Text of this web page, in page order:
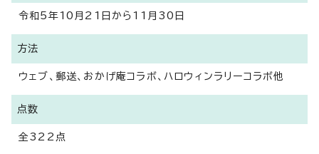
令和5年10月21日から11月30日
方法
ウェブ、郵送、おかげ庵コラボ、ハロウィンラリーコラボ他
点数
全322点